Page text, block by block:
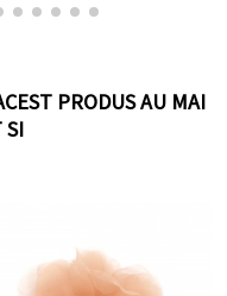
PRODUS AU MAI
SI